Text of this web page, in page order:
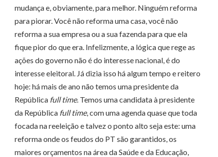
mudança e, obviamente, para melhor. Ninguém reforma
para piorar. Você não reforma uma casa, você não
reforma a sua empresa ou a sua fazenda para que ela
fique pior do que era. Infelizmente, a lógica que rege as
ações do governo não é do interesse nacional, é do
interesse eleitoral. Já dizia isso há algum tempo e reitero
hoje: há mais de ano não temos uma presidente da
República full time. Temos uma candidata à presidente
da República full time, com uma agenda quase que toda
focada na reeleição e talvez o ponto alto seja este: uma
reforma onde os feudos do PT são garantidos, os
maiores orçamentos na área da Saúde e da Educação,